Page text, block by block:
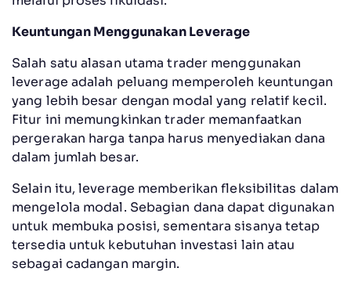
Keuntungan Menggunakan Leverage
Salah satu alasan utama trader menggunakan
leverage adalah peluang memperoleh keuntungan
yang lebih besar dengan modal yang relatif kecil.
Fitur ini memungkinkan trader memanfaatkan
pergerakan harga tanpa harus menyediakan dana
dalam jumlah besar.
Selain itu, leverage memberikan fleksibilitas dalam
mengelola modal. Sebagian dana dapat digunakan
untuk membuka posisi, sementara sisanya tetap
tersedia untuk kebutuhan investasi lain atau
sebagai cadangan margin.